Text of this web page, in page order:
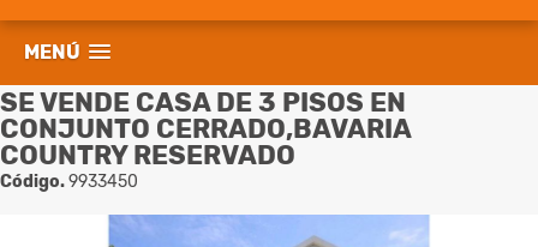
MENÚ
SE VENDE CASA DE 3 PISOS EN
CONJUNTO CERRADO,BAVARIA
COUNTRY RESERVADO
Código.9933450